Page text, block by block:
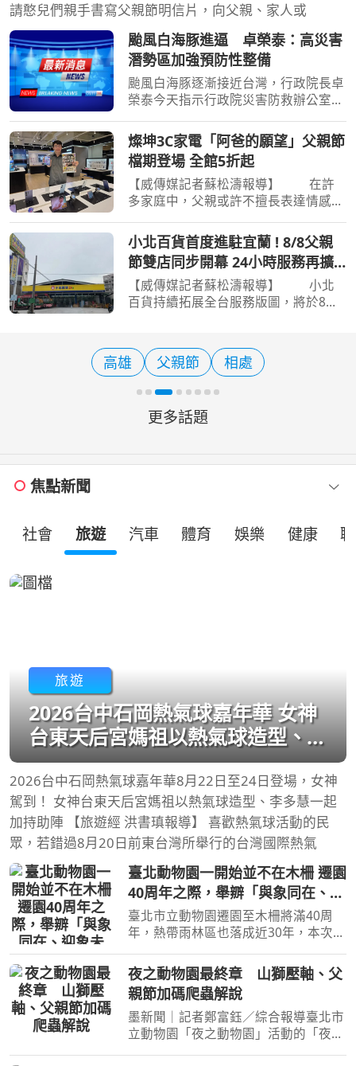
請憨兒們親手書寫父親節明信片，向父親、家人或
颱風白海豚進逼 卓榮泰：高災害
潛勢區加強預防性整備
颱風白海豚逐漸接近台灣，行政院長卓
榮泰今天指示行政院災害防救辦公室召
區加強預防性整備；災防辦在會中，要
求針對低窪地區積淹水風險，預置抽水
機具、搶險能量等，並
燦坤3C家電「阿爸的願望」父親節
檔期登場 全館5折起
【威傳媒記者蘇松濤報導】 在許
多家庭中，父親或許不擅長表達情感，
力打拚，他們最大的心願，無非是讓家
人過得更好、生活更安心；而父親不僅
是多數家庭重要的經濟
小北百貨首度進駐宜蘭 ! 8/8父親
節雙店同步開幕 24小時服務再擴
大
【威傳媒記者蘇松濤報導】 小北
百貨持續拓展全台服務版圖，將於8月8
蘭羅東倉前店為小北百貨首度進駐宜
蘭，象徵品牌服務版圖再
高雄 父親節 相處
更多話題
焦點新聞
社會 旅遊 汽車 體育 娛樂 健康
旅遊
2026台中石岡熱氣球嘉年華 女神
台東天后宮媽祖以熱氣球造型、李
多慧一起加持助陣
2026台中石岡熱氣球嘉年華8月22日至24日登場，女神
駕到！ 女神台東天后宮媽祖以熱氣球造型、李多慧一起
加持助陣 【旅遊經 洪書瑱報導】 喜歡熱氣球活動的民
眾，若錯過8月20日前東台灣所舉行的台灣國際熱氣
臺北動物園一開始並不在木柵 遷園
40周年之際，舉辧「與象同在、迎
象未來」特展！
臺北市立動物園遷園至木柵將滿40周
年，熱帶雨林區也落成近30年，本次特
【旅遊經 洪書瑱報導】 對於70年級後
段生而言，幾乎會理所當然地認為「台
北動物園本來就在木柵」，
夜之動物園最終章 山獅壓軸、父
親節加碼爬蟲解說
墨新聞｜記者鄭富鈺／綜合報導臺北市
立動物園「夜之動物園」活動的「夜貓